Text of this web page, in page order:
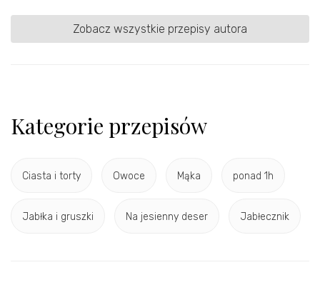
Zobacz wszystkie przepisy autora
Kategorie przepisów
Ciasta i torty Owoce Mąka ponad 1h
Jabłka i gruszki Na jesienny deser Jabłecznik